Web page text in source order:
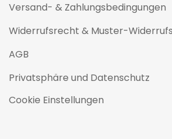
Versand- & Zahlungsbedingungen
Widerrufsrecht & Muster-
AGB
Privatsphäre und Datenschutz
Cookie Einstellungen